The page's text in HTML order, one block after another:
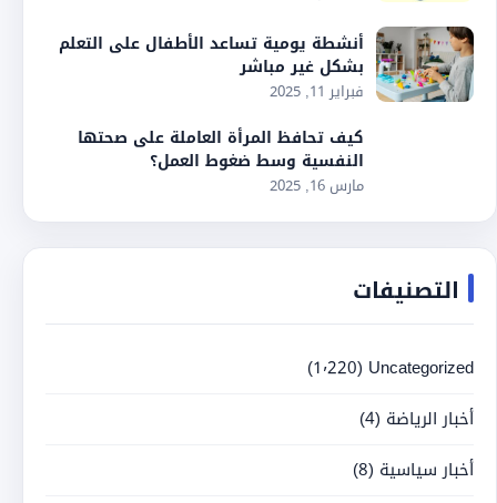
أنشطة يومية تساعد الأطفال على التعلم
بشكل غير مباشر
فبراير 11, 2025
كيف تحافظ المرأة العاملة على صحتها
النفسية وسط ضغوط العمل؟
مارس 16, 2025
التصنيفات
Uncategorized (1٬220)
أخبار الرياضة (4)
أخبار سياسية (8)